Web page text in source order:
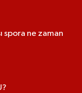
spora ne zaman